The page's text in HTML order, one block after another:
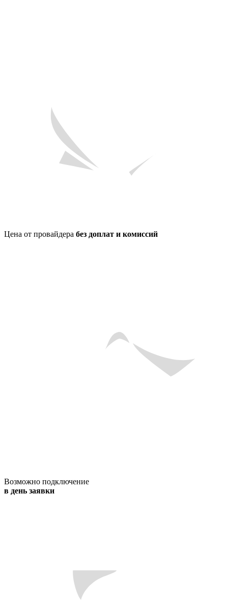
Цена от провайдера без доплат и комиссий
Возможно подключение
в день заявки